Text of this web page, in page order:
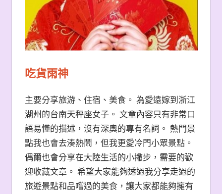
吃貨雨神
主要分享旅游、住宿、美食。 為愛遠嫁到浙江
湖州的台南天秤座女子。 文章內容只有非常口
語易懂的描述，沒有深奧的專有名詞。 熱門景
點我也會去湊熱鬧，但我更愛冷門小眾景點。
偶爾也會分享在大陸生活的小撇步，需要的歡
迎收藏文章。 希望大家能夠透過我分享走過的
旅遊景點和品嚐過的美食，讓大家都能夠擁有